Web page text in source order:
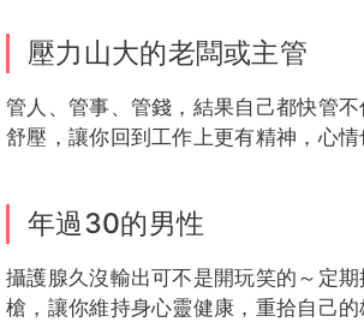
壓力山大的老闆或主管
管人、管事、管錢，結果自己都快管
舒壓，讓你回到工作上更有精神，心情
年過30的男性
攝護腺久沒輸出可不是開玩笑的～定
槍，讓你維持身心靈健康，重拾自己的